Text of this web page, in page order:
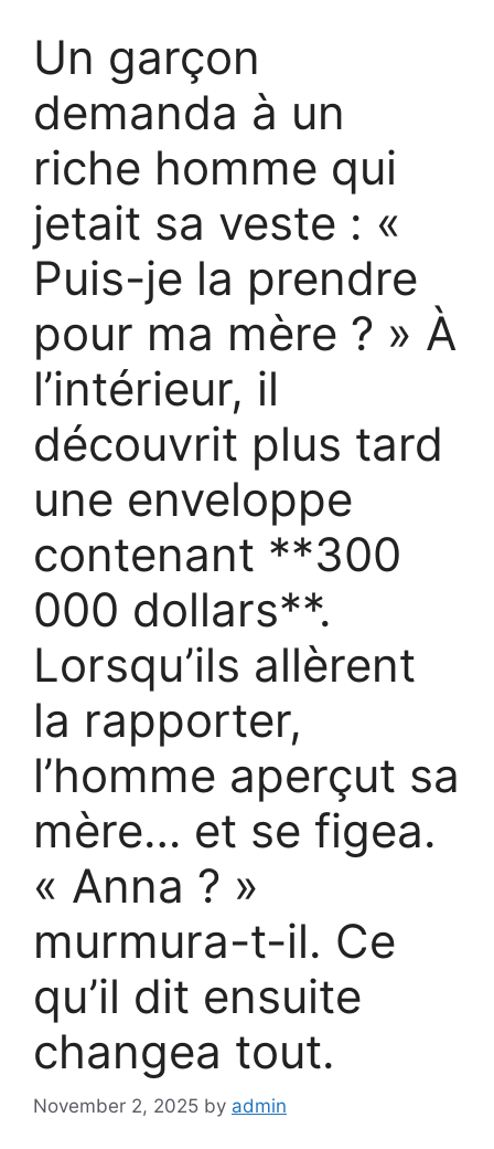
Un garçon
demanda à un
riche homme qui
jetait sa veste : «
Puis-je la prendre
pour ma mère ? » À
l’intérieur, il
découvrit plus tard
une enveloppe
contenant **300
000 dollars**.
Lorsqu’ils allèrent
la rapporter,
l’homme aperçut sa
mère… et se figea.
« Anna ? »
murmura-t-il. Ce
qu’il dit ensuite
changea tout.
November 2, 2025 by admin